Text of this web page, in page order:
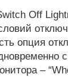
Off
опция
–